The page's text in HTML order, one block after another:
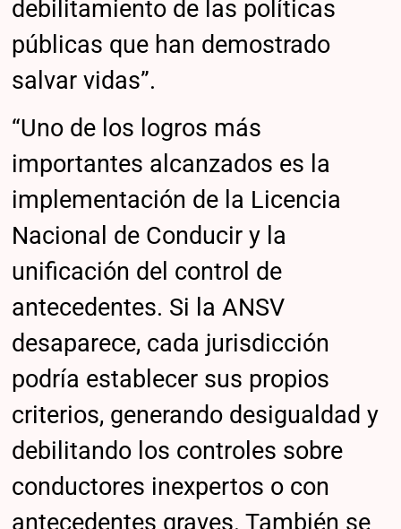
debilitamiento de las políticas
públicas que han demostrado
salvar vidas”.
“Uno de los logros más
importantes alcanzados es la
implementación de la Licencia
Nacional de Conducir y la
unificación del control de
antecedentes. Si la ANSV
desaparece, cada jurisdicción
podría establecer sus propios
criterios, generando desigualdad y
debilitando los controles sobre
conductores inexpertos o con
antecedentes graves. También se